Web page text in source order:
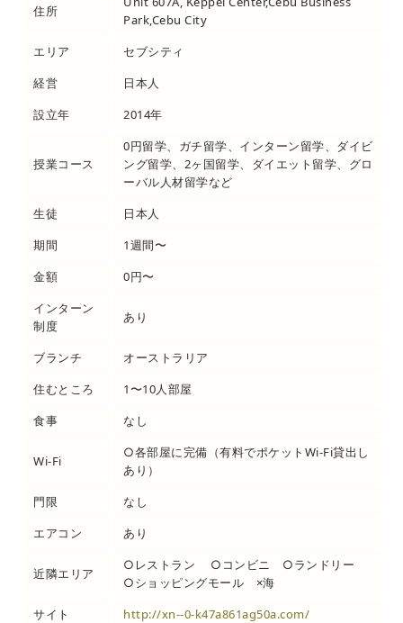
住所
Park,Cebu City
エリア
セブシティ
経営
日本人
設立年
2014年
授業コース
0円留学、ガチ留学、インターン留学、ダイビ
ング留学、2ヶ国留学、ダイエット留学、グロ
ーバル人材留学など
生徒
日本人
期間
1週間〜
金額
0円〜
インターン
制度
あり
ブランチ
オーストラリア
住むところ
1〜10人部屋
食事
なし
Wi-Fi
○各部屋に完備（有料でポケットWi-Fi貸出し
あり）
門限
なし
エアコン
あり
近隣エリア
○レストラン ○コンビニ ○ランドリー
○ショッピングモール ×海
サイト
http://xn--0-k47a861ag50a.com/